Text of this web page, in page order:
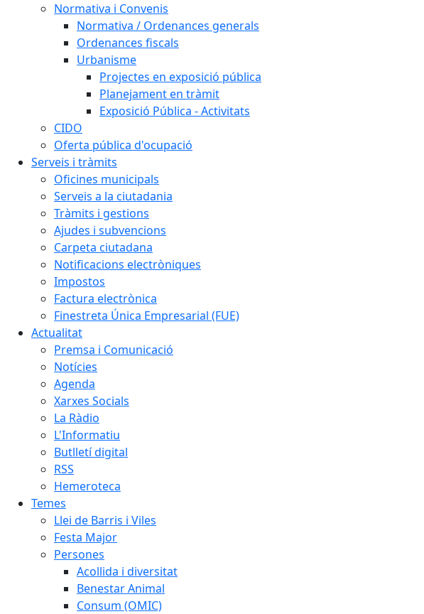
Normativa i Convenis
Normativa / Ordenances generals
Ordenances fiscals
Urbanisme
Projectes en exposició pública
Planejament en tràmit
Exposició Pública - Activitats
CIDO
Oferta pública d'ocupació
Serveis i tràmits
Oficines municipals
Serveis a la ciutadania
Tràmits i gestions
Ajudes i subvencions
Carpeta ciutadana
Notificacions electròniques
Impostos
Factura electrònica
Finestreta Única Empresarial (FUE)
Actualitat
Premsa i Comunicació
Notícies
Agenda
Xarxes Socials
La Ràdio
L'Informatiu
Butlletí digital
RSS
Hemeroteca
Temes
Llei de Barris i Viles
Festa Major
Persones
Acollida i diversitat
Benestar Animal
Consum (OMIC)